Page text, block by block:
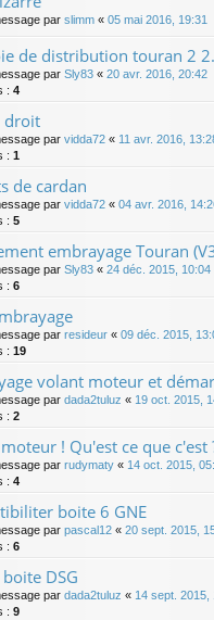
par slimm « 05 mai 2016, 19:31
de distribution touran 2
par Sly83 « 20 avr. 2016, 20:42
: 4
droit
par vidda72 « 11 avr. 2016,
: 1
de cardan
par vidda72 « 04 avr. 2016,
: 5
embrayage Touran
par Sly83 « 24 déc. 2015, 10:04
: 6
par resideur « 09 déc. 2015,
: 19
volant moteur et
par dada2tuluz « 19 oct. 2015,
: 2
! Qu'est ce que c'est
par rudymaty « 14 oct. 2015,
: 4
boite 6 GNE
par pascal12 « 20 sept. 2015,
: 6
DSG
par dada2tuluz « 14 sept. 2015,
: 9